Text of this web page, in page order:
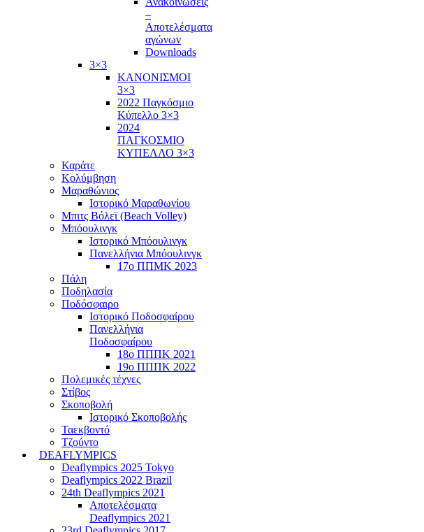
–
Αποτελέσματα
αγώνων
Downloads
3×3
ΚΑΝΟΝΙΣΜΟΙ
3×3
2022 Παγκόσμιο
Κύπελλο 3×3
2024
ΠΑΓΚΟΣΜΙΟ
ΚΥΠΕΛΛΟ 3×3
Καράτε
Κολύμβηση
Μαραθώνιος
Ιστορικό Μαραθωνίου
Μπιτς Βόλεϊ (Beach Volley)
Μπόουλινγκ
Ιστορικό Μπόουλινγκ
Πανελλήνια Μπόουλινγκ
17ο ΠΠΜΚ 2023
Πάλη
Ποδηλασία
Ποδόσφαιρο
Ιστορικό Ποδοσφαίρου
Πανελλήνια
Ποδοσφαίρου
18ο ΠΠΠΚ 2021
19ο ΠΠΠΚ 2022
Πολεμικές τέχνες
Στίβος
Σκοποβολή
Ιστορικό Σκοποβολής
Ταεκβοντό
Τζούντο
DEAFLYMPICS
Deaflympics 2025 Tokyo
Deaflympics 2022 Brazil
24th Deaflympics 2021
Αποτελέσματα
Deaflympics 2021